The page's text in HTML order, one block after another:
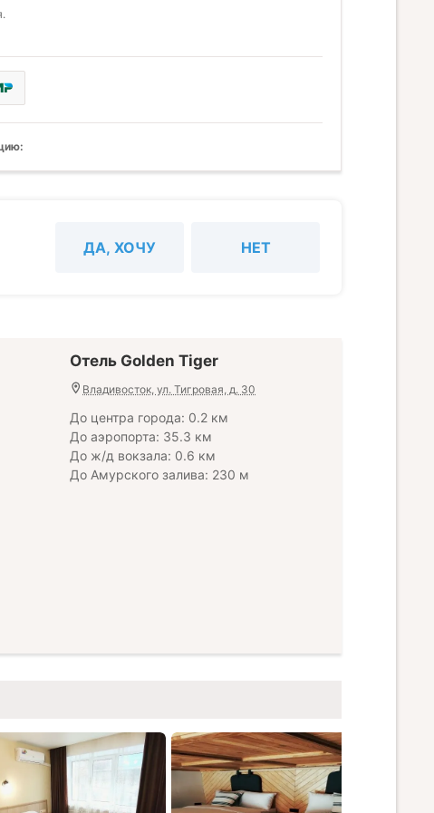
ДА, ХОЧУ НЕТ
Отель Golden Tiger
Владивосток, ул. Тигровая, д. 30
До центра города: 0.2 км
До аэропорта: 35.3 км
До ж/д вокзала: 0.6 км
До Амурского залива: 230 м